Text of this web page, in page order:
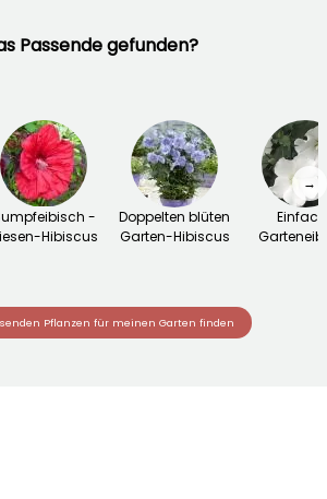
Passende gefunden?
-
Hibiscus
Doppelten blüten
Garten-Hibiscus
→
Pflanzen für meinen Garten finden